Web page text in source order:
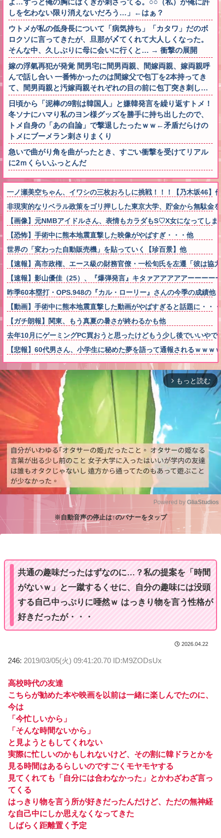
よ…ずっと俺の胸にはくぎが刺さってる。○○（私）が俺に許
しを乞わない限り消えないだろう…」←はぁ？
ウトメが私の低身長について「病気持ち」「カタワ」だのボ
ロクソに言ってきたが、旦那が〆てくれて大人しくなった。
そんな中、久しぶりに母に会いに行くと… → 衝撃の展開
嫁の浮氣再犯が発覚 間男宅に間男両親、間嫁両親、嫁両親呼
んで話し合い 一番怖かったのは間嫁父で包丁を2本持ってき
て、間男両親と汚嫁両親それぞれの目の前に包丁突き刺し…
日頃から「泥棒の9割は韓国人」と嫌韓発言を繰り返すトメ！
冬ソナにハマり私のヨン様グッズを勝手に持ち出したので、
トメ自身の「あの自論」で撃退したったｗｗ←矛盾だらけの
トメにブーメラン刺さりまくり
急いで曲がり角を曲がったとき、すごい衝撃を受けてリアル
に2ｍくらいふっとんだ
一ノ瀬美空ちゃん、イワシの三枚おろしに挑戦！！！【乃木坂46】
非現実的なリベラル政策をゴリ押しした東京大学、貯金から無駄
【画像】元NMBアイドルさん、表情もカラダもS♡X女になってしま
【恐怖】手術中に熊本地震直撃した映像がやばすぎ・・・他
世界の「変わった自動販売機」を貼っていく【珍百景】他
【速報】高市政権、エース級の財務官僚・一松旬氏を左遷「彼は
【速報】影山優佳（25）、『爆弾発言』キタァアアアアアーーーー
昨季60本塁打・OPS.948の『カル・ローリー』さんの今季の成績他
【動画】手術中に熊本地震直撃した動画がやばすぎると話題に・・
【ガチ朗報】関東、もう真夏の暑さが終わるかも他
去年10月にゲーミングPC買おうと思ったけどもう少し後でいいや
【悲報】60代男さん、小学生に秘めた夢を語って通報されるｗｗｗ
arrow_forward_ios もっと読む
Powered by GliaStudios
※自動音声の停止は↑のバナーをタップ
共通の趣味だったはずなのに…？私の提案を「時間
がないｗ」と一蹴するくせに、自分の趣味には没頭
する自己中っぷりに唖然ｗ はっきり物を言う性格が
好きだったが・・・
2026.04.22
246: 2019/03/05(火) 09:41:20.70 ID:M9ZODsUx
高校時代の友達
こちらが勧めた本や映画を以前は一緒に楽しんでたのに、
今は
「今忙しいから」
「そんな時間ないから」
と見ようともしてくれない
実際に忙しいのかもしれないけど、その割に韓ドラとかを
見る時間はあるらしいのですごくモヤモヤする
見てくれても「自分には合わなかった」とかわざわざ言っ
てくる
はっきり物を言う所が好きだったんだけど、ただの無神経
な自己中にしか思えなくなってきた
しばらく距離置く予定